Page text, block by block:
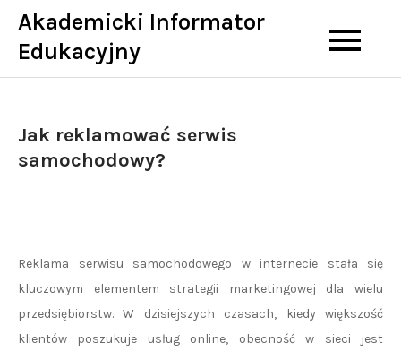
Skip
content
Akademicki Informator
Edukacyjny
Jak reklamować serwis
samochodowy?
Reklama serwisu samochodowego w internecie stała się
kluczowym elementem strategii marketingowej dla wielu
przedsiębiorstw. W dzisiejszych czasach, kiedy większość
klientów poszukuje usług online, obecność w sieci jest